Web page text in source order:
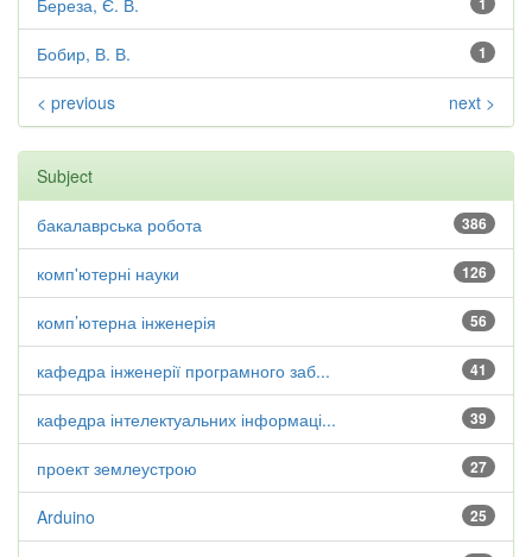
Береза, Є. В.
1
Бобир, В. В.
< previous next >
Subject
386
бакалаврська робота
126
комп'ютерні науки
56
комп’ютерна інженерія
41
кафедра інженерії програмного заб...
39
кафедра інтелектуальних інформаці...
27
проект землеустрою
25
Arduino